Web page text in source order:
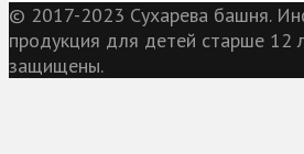
© 2017-2023 Сухарева башня.
продукция для детей старше 12
защищены.